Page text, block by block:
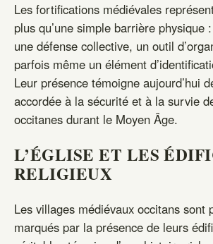
Les fortifications médiévales
plus qu’une simple barrière physique
une défense collective, un outil
parfois même un élément
Leur présence témoigne aujourd’hui
accordée à la sécurité et à la survie
occitanes durant le Moyen Âge.
L’ÉGLISE ET LES
RELIGIEUX
Les villages médiévaux occitans sont
marqués par la présence de leurs